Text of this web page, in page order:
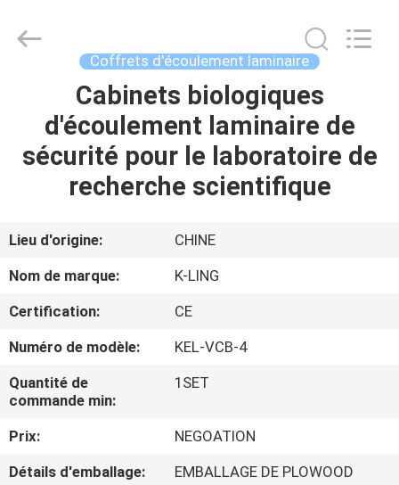
MAISON
À
PROPOS
NOUS
DE
L'USINE
Technology
Company.
Coffrets d'écoulement laminaire
Cabinets biologiques
d'écoulement laminaire de
sécurité pour le laboratoire de
recherche scientifique
Lieu d'origine:
CHINE
Nom de marque:
K-LING
Certification:
CE
Numéro de modèle:
KEL-VCB-4
Quantité de
commande min:
1SET
Prix:
NEGOATION
Détails d'emballage:
EMBALLAGE DE PLOWOOD